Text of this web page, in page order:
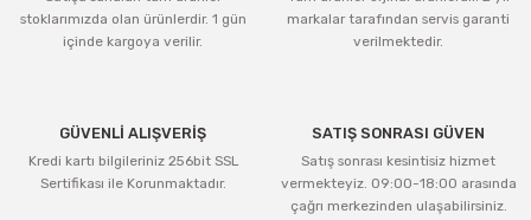
stoklarımızda olan ürünlerdir. 1 gün
içinde kargoya verilir.
markalar tarafından servis garanti
verilmektedir.
GÜVENLİ ALIŞVERİŞ
Kredi kartı bilgileriniz 256bit SSL
Sertifikası ile Korunmaktadır.
SATIŞ SONRASI GÜVEN
Satış sonrası kesintisiz hizmet
vermekteyiz. 09:00-18:00 arasında
çağrı merkezinden ulaşabilirsiniz.